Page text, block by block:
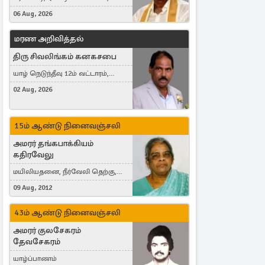
France
06 Aug, 2026
மரண அறிவித்தல்
திரு சிவலிங்கம் கனகசபை
யாழ் நெடுந்தீவு 12ம் வட்டாரம்,
Jaffna, நயினாதீவு, London, United
02 Aug, 2026
15ம் ஆண்டு நினைவஞ்சலி
அமரர் தங்கபாக்கியம்
கதிரவேலு
மயிலியதனை, நீர்வேலி தெற்கு,
Herning, Denmark
09 Aug, 2012
43ம் ஆண்டு நினைவஞ்சலி
அமரர் குலசேகரம்
தேவசேகரம்
யாழ்ப்பாணம்